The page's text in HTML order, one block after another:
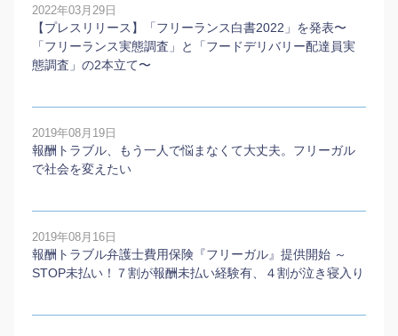
2022年03月29日
【プレスリリース】「フリーランス白書2022」を発表〜
「フリーランス実態調査」と「フードデリバリー配達員実
態調査」の2本⽴て〜
2019年08月19日
報酬トラブル、もう一人で悩まなくて大丈夫。フリーガル
で社会を変えたい
2019年08月16日
報酬トラブル弁護士費用保険『フリーガル』提供開始 ～
STOP未払い！７割が報酬未払い経験有、４割が泣き寝入り